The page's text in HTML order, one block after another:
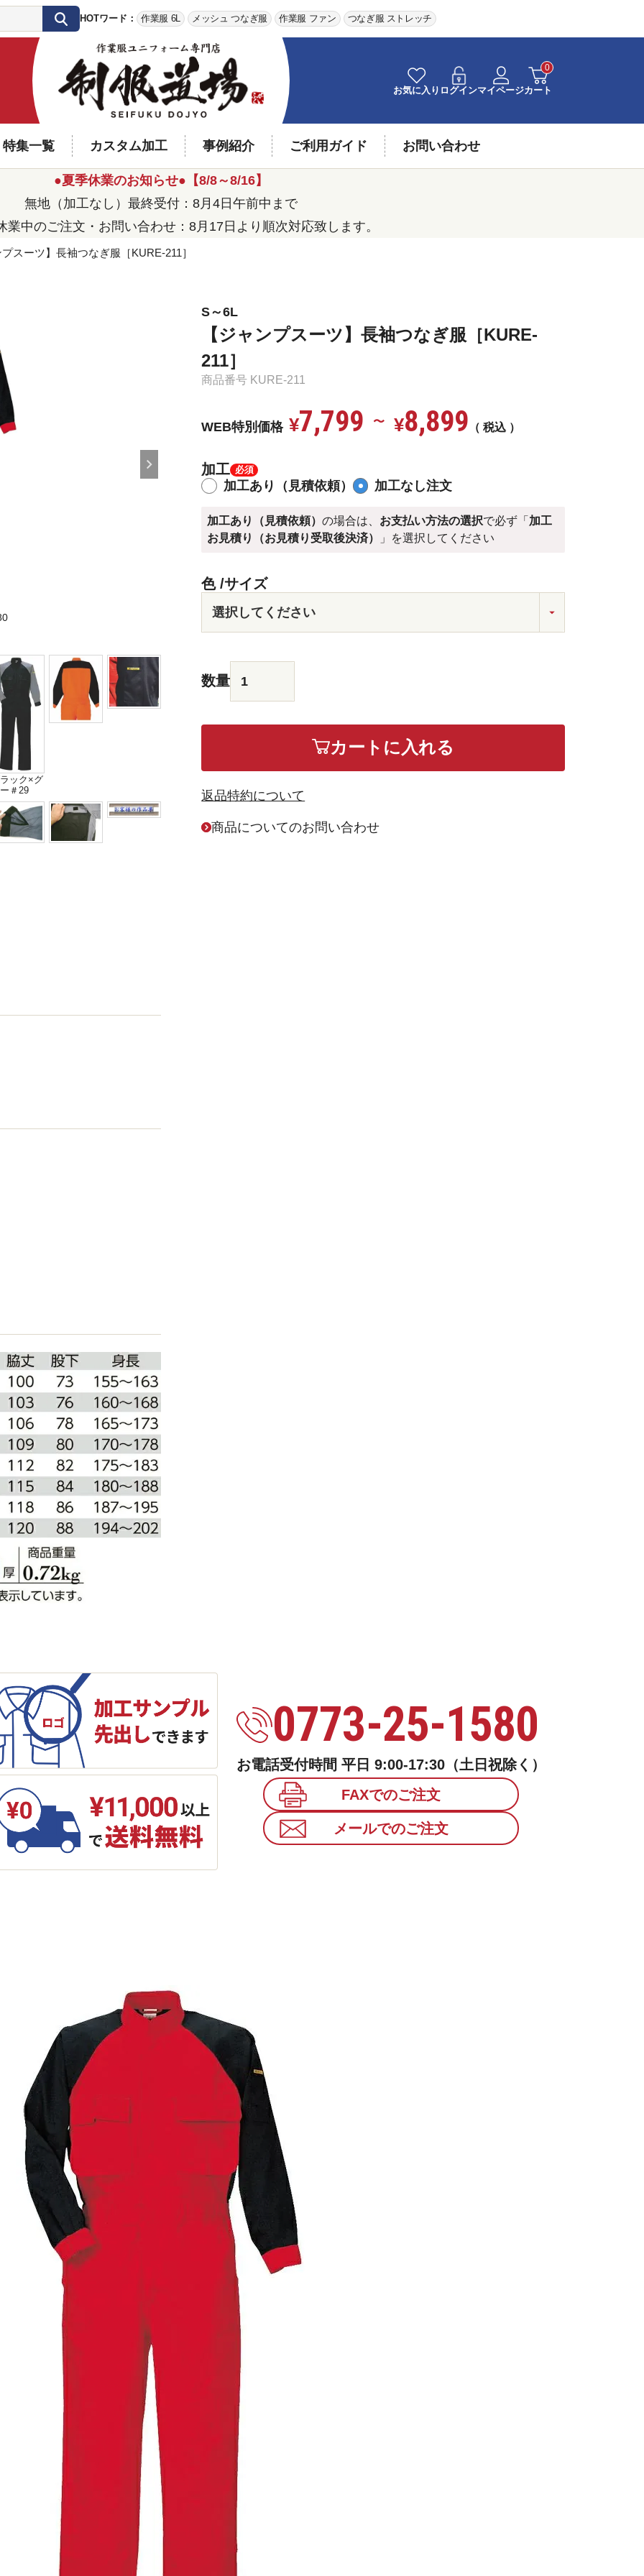
HOTワード： 作業服 6L メッシュ つなぎ服 作業服 ファン つなぎ服 ストレッチ
お気に入り ログインマイページカート
0
特集一覧 カスタム加工 事例紹介 ご利用ガイド お問い合わせ
●夏季休業のお知らせ●【8/8～8/16】
無地（加工なし）最終受付：8月4日午前中まで
業中のご注文・お問い合わせ：8月17日より順次対応致します。
スーツ】長袖つなぎ服［KURE-211］
S～6L
【ジャンプスーツ】長袖つなぎ服［KURE-
211］
商品番号 KURE-211
オレンジ×ブラック＃72
ック×グ
＃29
WEB特別価格 ¥7,799 〜 ¥8,899 税込
加工
加工あり（見積依頼） 加工なし注文
加工あり（見積依頼）の場合は、 お支払い方法の選択で必ず「 加工
お見積り（お見積り受取後決済）
」を選択してください
色 サイズ
カートに入れる
返品特約について
商品についてのお問い合わせ
0773-25-1580
お電話受付時間 平日 9:00-17:30（土日祝除く）
FAXでのご注文
メールでのご注文